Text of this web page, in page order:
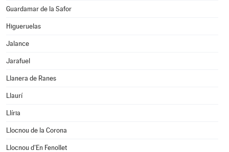
Guardamar de la Safor
Higueruelas
Jalance
Jarafuel
Llanera de Ranes
Llaurí
Llíria
Llocnou de la Corona
Llocnou d'En Fenollet